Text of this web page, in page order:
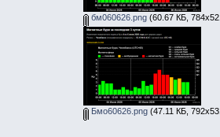
бм060626.png(60.67 КБ,
Бмо60626.png(47.11 КБ,